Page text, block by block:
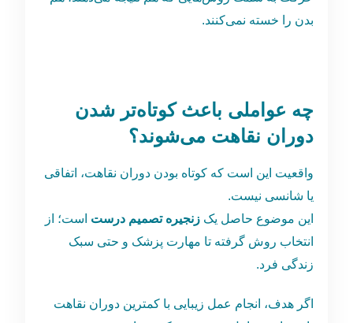
بدن را خسته نمی‌کنند.
چه عواملی باعث کوتاه‌تر شدن
دوران نقاهت می‌شوند؟
واقعیت این است که کوتاه بودن دوران نقاهت، اتفاقی
یا شانسی نیست.
این موضوع حاصل یکزنجیره تصمیم درست است؛ از
انتخاب روش گرفته تا مهارت پزشک و حتی سبک
زندگی فرد.
اگر هدف، انجام عمل زیبایی با کمترین دوران نقاهت